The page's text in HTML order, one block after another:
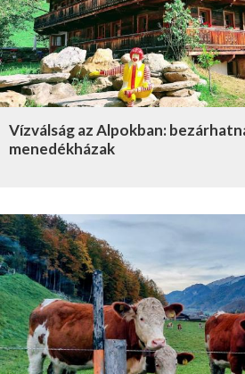
Vízválság az Alpokban:
menedékházak